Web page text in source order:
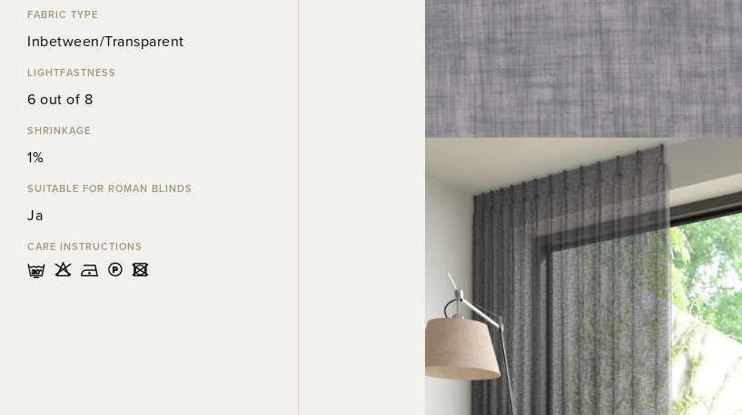
FABRIC TYPE
Inbetween/Transparent
LIGHTFASTNESS
6 out of 8
SHRINKAGE
1%
SUITABLE FOR ROMAN BLINDS
Ja
CARE INSTRUCTIONS
mHDLU